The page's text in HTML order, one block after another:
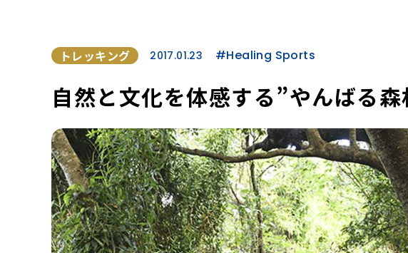
トレッキング 2017.01.23 #Healing Sports
自然と文化を体感する”やんばる